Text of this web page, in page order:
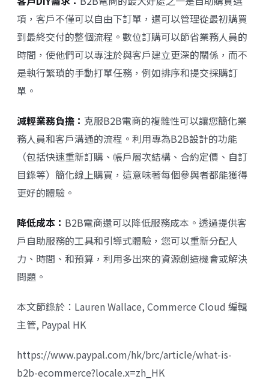
項，客戶不僅可以自由下訂單，還可以管理從最初購買
到最終交付的整個流程。數位訂購可以節省業務人員的
時間，使他們可以專注於與客戶建立更深的關係，而不
是執行繁瑣的手動打單任務，例如排序和提交採購訂
單。
減輕業務負擔： 克服B2B電商的複雜性可以讓您簡化業
務人員和客戶溝通的流程。利用專為B2B設計的功能
（包括快速重新訂購、帳戶層次結構、合約定價、自訂
目錄等）簡化線上購買，這意味著每個參與者都能獲得
更好的體驗。
降低成本： B2B電商還可以降低服務成本。透過提供客
戶自助服務的工具和引導式體驗，您可以重新分配人
力、時間、和預算，利用多出來的資源創造機會或解決
問題。
本文節錄於：Lauren Wallace, Commerce Cloud 編輯
主管, Paypal HK
https://www.paypal.com/hk/brc/article/what-is-
b2b-ecommerce?locale.x=zh_HK